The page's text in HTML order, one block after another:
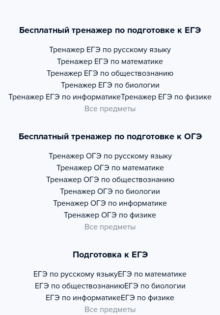
Бесплатный тренажер по подготовке к ЕГЭ
Тренажер ЕГЭ по русскому языку
Тренажер ЕГЭ по математике
Тренажер ЕГЭ по обществознанию
Тренажер ЕГЭ по биологии
Тренажер ЕГЭ по информатикеТренажер ЕГЭ по физике
Все предметы
Бесплатный тренажер по подготовке к ОГЭ
Тренажер ОГЭ по русскому языку
Тренажер ОГЭ по математике
Тренажер ОГЭ по обществознанию
Тренажер ОГЭ по биологии
Тренажер ОГЭ по информатике
Тренажер ОГЭ по физике
Все предметы
Подготовка к ЕГЭ
ЕГЭ по русскому языкуЕГЭ по математике
ЕГЭ по обществознаниюЕГЭ по биологии
ЕГЭ по информатикеЕГЭ по физике
Все предметы